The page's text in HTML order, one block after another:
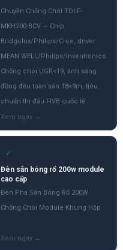
Chuyền Chống Chói TDLF-
MKH200-BCV — Chip
Bridgelux/Philips/Cree, driver
MEAN WELL/Philips/Inventronics.
Chống chói UGR<19, ánh sáng
đồng đều toàn sân 18×9m, tiêu
chuẩn thi đấu FIVB quốc tế
✓
Đèn sân bóng rổ 200w module
cao cấp
Đèn Pha Sân Bóng Rổ 200W
Chống Chói Module Khung Hộp